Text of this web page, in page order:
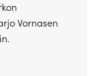
Vornasen